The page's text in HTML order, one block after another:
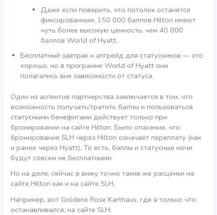
Даже если поверить, что потолок останется
фиксированным, 150 000 баллов Hilton имеют
чуть более высокую ценность, чем 40 000
баллов World of Hyatt.
Бесплатный завтрак и апгрейд для статусников — это
хорошо, но в программе World of Hyatt они
полагались вне зависимости от статуса.
Один из аспектов партнерства заключается в том, что
возможность получать/тратить баллы и пользоваться
статусными бенефитами действует только при
бронировании на сайте Hilton. Было опасение, что
бронирование SLH через Hilton означает переплату (как
и ранее через Hyatt). То есть, баллы и статусные ночи
будут совсем не бесплатными.
Но на деле, сейчас я вижу точно такие же расценки на
сайте Hilton как и на сайте SLH.
Например, вот Goldene Rose Karthaus, где я только что
останавливался, на сайте SLH: